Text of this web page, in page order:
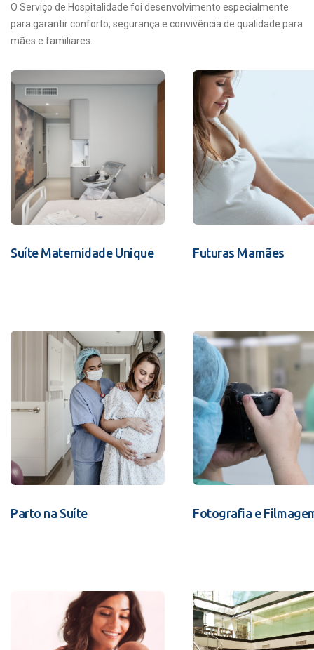
O Serviço de Hospitalidade foi desenvolvimento especialmente
para garantir conforto, segurança e convivência de qualidade para
mães e familiares.
Suíte Maternidade Unique Futuras Mamães
Parto na Suíte Fotografia e